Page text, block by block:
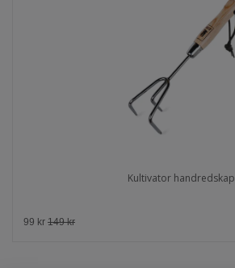
Kultivator handredskap
99 kr 149 kr